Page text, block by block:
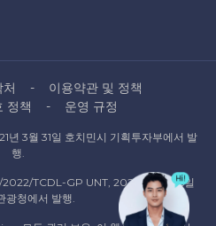
처
이용약관 및 정책
정책
운영 규정
년 3월 31일 호치민시 기획투자부에서 발
행.
2022/TCDL-GP UNT, 2022년 10월 6일
광청에서 발행.